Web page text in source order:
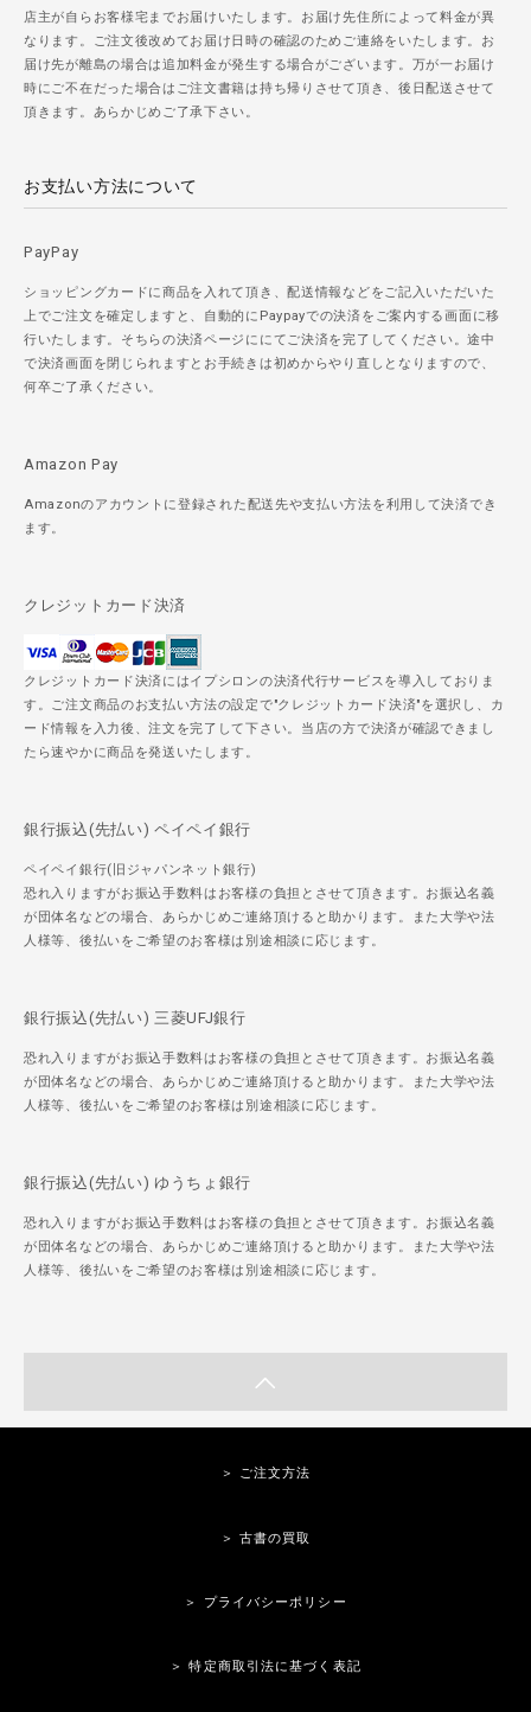
店主が自らお客様宅までお届けいたします。お届け先住所によって料金が異
なります。ご注文後改めてお届け日時の確認のためご連絡をいたします。お
届け先が離島の場合は追加料金が発生する場合がございます。万が一お届け
時にご不在だった場合はご注文書籍は持ち帰りさせて頂き、後日配送させて
頂きます。あらかじめご了承下さい。
お支払い方法について
PayPay
ショッピングカードに商品を入れて頂き、配送情報などをご記入いただいた
上でご注文を確定しますと、自動的にPaypayでの決済をご案内する画面に移
行いたします。そちらの決済ページににてご決済を完了してください。途中
で決済画面を閉じられますとお手続きは初めからやり直しとなりますので、
何卒ご了承ください。
Amazon Pay
Amazonのアカウントに登録された配送先や支払い方法を利用して決済でき
ます。
クレジットカード決済
クレジットカード決済にはイプシロンの決済代行サービスを導入しておりま
す。ご注文商品のお支払い方法の設定で"クレジットカード決済"を選択し、カ
ード情報を入力後、注文を完了して下さい。当店の方で決済が確認できまし
たら速やかに商品を発送いたします。
銀行振込(先払い) ペイペイ銀行
ペイペイ銀行(旧ジャパンネット銀行)
恐れ入りますがお振込手数料はお客様の負担とさせて頂きます。お振込名義
が団体名などの場合、あらかじめご連絡頂けると助かります。また大学や法
人様等、後払いをご希望のお客様は別途相談に応じます。
銀行振込(先払い) 三菱UFJ銀行
恐れ入りますがお振込手数料はお客様の負担とさせて頂きます。お振込名義
が団体名などの場合、あらかじめご連絡頂けると助かります。また大学や法
人様等、後払いをご希望のお客様は別途相談に応じます。
銀行振込(先払い) ゆうちょ銀行
恐れ入りますがお振込手数料はお客様の負担とさせて頂きます。お振込名義
が団体名などの場合、あらかじめご連絡頂けると助かります。また大学や法
人様等、後払いをご希望のお客様は別途相談に応じます。
＞ ご注文方法
＞ 古書の買取
＞ プライバシーポリシー
＞ 特定商取引法に基づく表記